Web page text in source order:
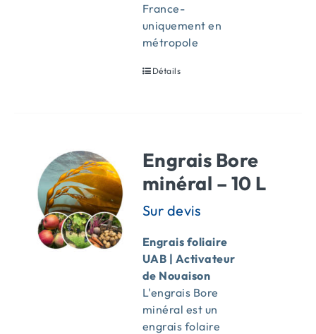
France-
uniquement en
métropole
Détails
Engrais Bore
minéral – 10 L
Engrais foliaire
UAB | Activateur
de Nouaison
L'engrais Bore
minéral est un
engrais folaire